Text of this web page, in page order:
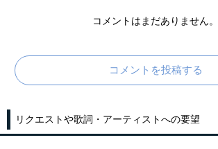
コメントはまだありません。
コメントを投稿する
リクエストや歌詞・アーティストへの要望